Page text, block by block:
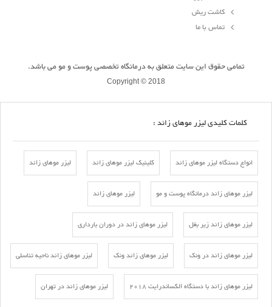
کاشت ریش
تماس با ما
تمامی حقوق این سایت متعلق به درمانگاه تخصصی پوست و مو می باشد.
Copyright © 2018
کلمات کلیدی لیزر موهای زائد :
لیزر موهای زائد کلینیک لیزر موهای زائد انواع دستگاه لیزر موهای زائد
لیزر موهای زائد لیزر موهای زائد درمانگاه پوست و مو
لیزر موهای زائد در دوران بارداری لیزر موهای زائد زیر بغل
لیزر موهای زائد ناحیه تناسلی لیزر موهای زائد ونک لیزر موهای زائد در ونک
لیزر موهای زائد در تهران لیزر موهای زائد با دستگاه الکساندرایت 2018